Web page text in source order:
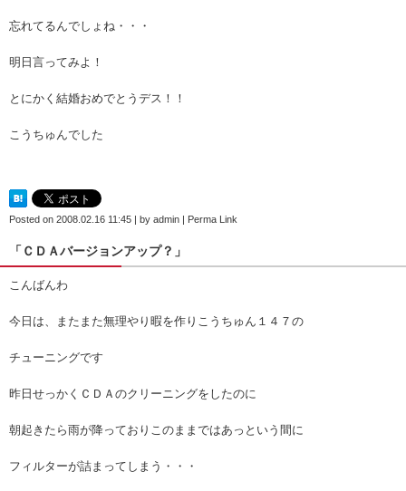
忘れてるんでしょね・・・
明日言ってみよ！
とにかく結婚おめでとうデス！！
こうちゅんでした
Posted on 2008.02.16 11:45 | by admin | Perma Link
「ＣＤＡバージョンアップ？」
こんばんわ
今日は、またまた無理やり暇を作りこうちゅん１４７の
チューニングです
昨日せっかくＣＤＡのクリーニングをしたのに
朝起きたら雨が降っておりこのままではあっという間に
フィルターが詰まってしまう・・・